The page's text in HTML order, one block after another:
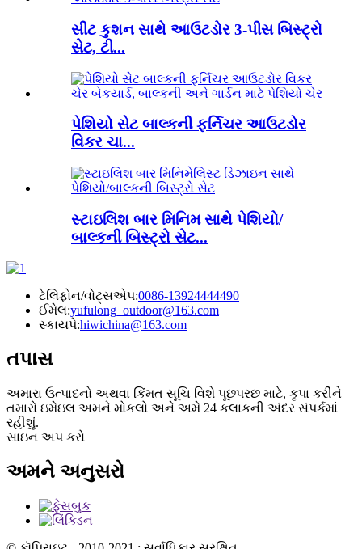
સીટ કુશન સાથે આઉટડોર 3-પીસ બિસ્ટ્રો
સેટ, ટી...
પેશિયો સેટ બાલ્કની ફર્નિચર આઉટડોર
વિકર ચા...
સ્ટાઇલિશ બાર મિનિમ સાથે પેશિયો/
બાલ્કની બિસ્ટ્રો સેટ...
ટેલિફોન/વોટ્સએપ:0086-13924444490
ઈમેલ:yufulong_outdoor@163.com
સ્કાયપે:hiwichina@163.com
તપાસ
અમારા ઉત્પાદનો અથવા કિંમત સૂચિ વિશે પૂછપરછ માટે, કૃપા કરીને
તમારો ઇમેઇલ અમને મોકલો અને અમે 24 કલાકની અંદર સંપર્કમાં
રહીશું.
સાઇન અપ કરો
અમને અનુસરો